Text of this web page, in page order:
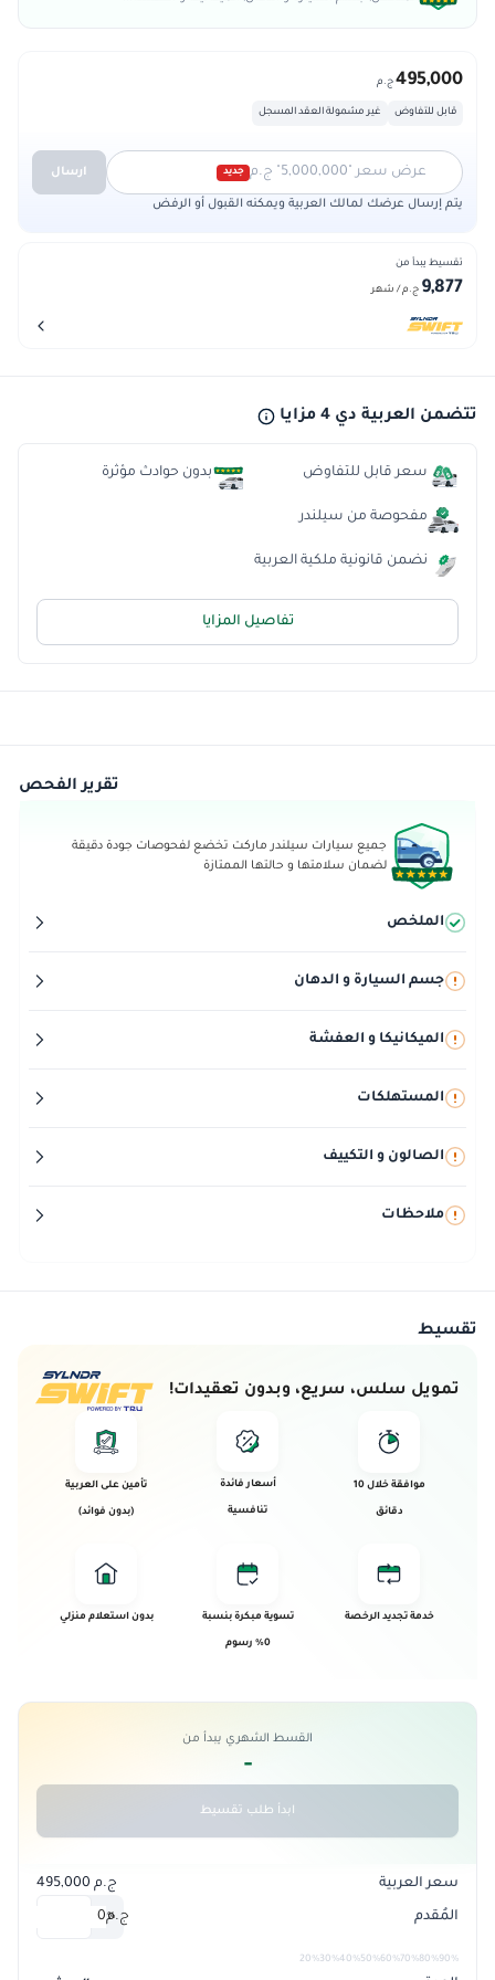
495,000 ج.م
قابل للتفاوض غير مشمولة العقد المسجل
عرض سعر "5,000,000" ج.م جديد ارسال
يتم إرسال عرضك لمالك العربية ويمكنه القبول أو الرفض
تقسيط يبدأ من
9,877 ج.م / شهر
تتضمن العربية دي 4 مزايا
سعر قابل للتفاوض
مفحوصة من سيلندر
نضمن قانونية ملكية العربية
بدون حوادث مؤثرة
تفاصيل المزايا
تقرير الفحص
جميع سيارات سيلندر ماركت تخضع لفحوصات جودة دقيقة
لضمان سلامتها و حالتها الممتازة
الملخص
جسم السيارة و الدهان
الميكانيكا و العفشة
المستهلكات
الصالون و التكييف
ملاحظات
تقسيط
تمويل سلس، سريع، وبدون تعقيدات!
موافقة خلال 10
دقائق
أسعار فائدة
تنافسية
تأمين على العربية
(بدون فوائد)
خدمة تجديد الرخصة تسوية مبكرة بنسبة
0% رسوم
بدون استعلام منزلي
القسط الشهري يبدأ من
-
ابدأ طلب تقسيط
سعر العربية ج.م 495,000
المُقدم 0%
ج.م
20% 30%40% 50%60%70%80%90%